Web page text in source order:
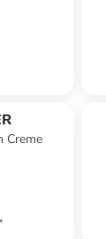
Creme